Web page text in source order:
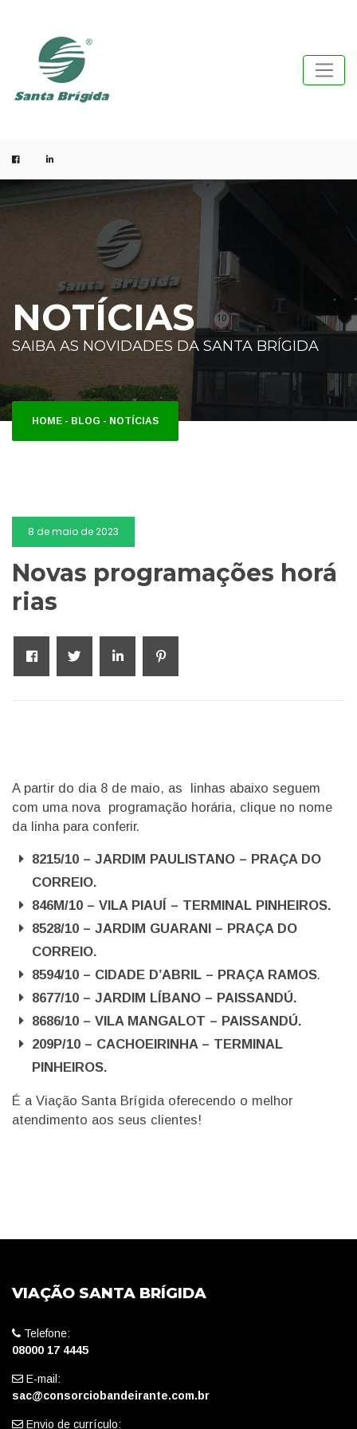
NOTÍCIAS
SAIBA AS NOVIDADES DA SANTA BRÍGIDA
HOME - BLOG - NOTÍCIAS
8 de maio de 2023
Novas programações horá
rias
A partir do dia 8 de maio, as linhas abaixo seguem
com uma nova programação horária, clique no nome
da linha para conferir.
8215/10 – JARDIM PAULISTANO – PRAÇA DO
CORREIO.
846M/10 – VILA PIAUÍ – TERMINAL PINHEIROS.
8528/10 – JARDIM GUARANI – PRAÇA DO
CORREIO.
8594/10 – CIDADE D’ABRIL – PRAÇA RAMOS.
8677/10 – JARDIM LÍBANO – PAISSANDÚ.
8686/10 – VILA MANGALOT – PAISSANDÚ.
209P/10 – CACHOEIRINHA – TERMINAL
PINHEIROS.
É a Viação Santa Brígida oferecendo o melhor
atendimento aos seus clientes!
VIAÇÃO SANTA BRÍGIDA
Telefone:
08000 17 4445
E-mail:
sac@consorciobandeirante.com.br
Envio de currículo: